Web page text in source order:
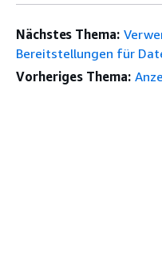
Nächstes Thema:
Bereitstellungen für
Vorheriges Thema: